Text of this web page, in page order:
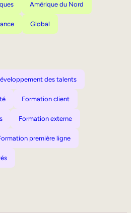
Amérique du Nord
Global
des talents
Formation client
Formation externe
première ligne